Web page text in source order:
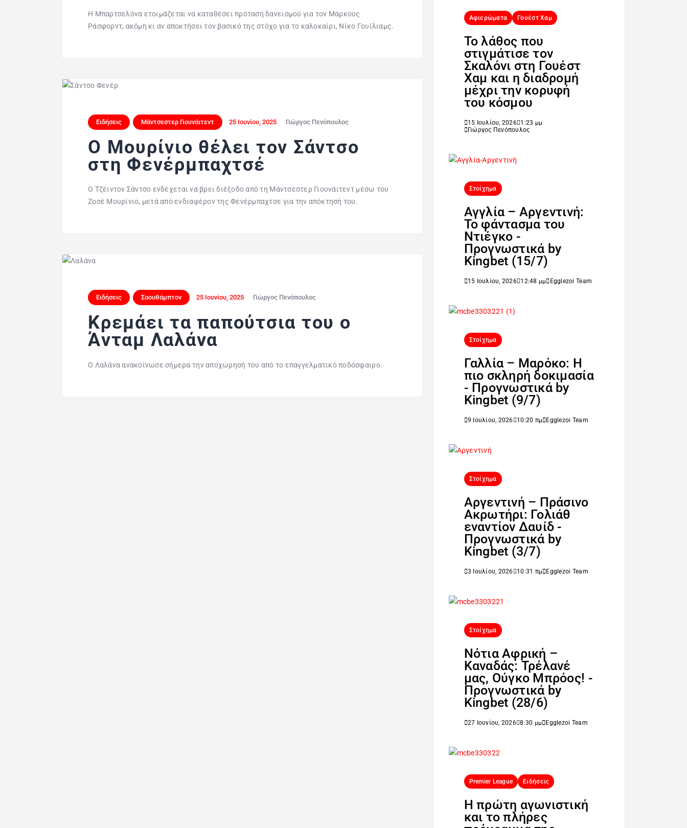
Η Μπαρτσελόνα ετοιμάζεται να καταθέσει πρόταση δανεισμού για τον Μάρκους
Ράσφορντ, ακόμη κι αν αποκτήσει τον βασικό της στόχο για το καλοκαίρι, Νίκο Γουίλιαμς.
Ειδήσεις Μάντσεστερ Γιουνάιτεντ 25 Ιουνίου, 2025 Γιώργος Πενόπουλος
Ο Μουρίνιο θέλει τον Σάντσο
στη Φενέρμπαχτσέ
Ο Τζέιντον Σάντσο ενδέχεται να βρει διέξοδο από τη Μάντσεστερ Γιουνάιτεντ μέσω του
Ζοσέ Μουρίνιο, μετά από ενδιαφέρον της Φενέρμπαχτσε για την απόκτησή του.
Ειδήσεις Σαουθάμπτον 25 Ιουνίου, 2025 Γιώργος Πενόπουλος
Κρεμάει τα παπούτσια του ο
Άνταμ Λαλάνα
Ο Λαλάνα ανακοίνωσε σήμερα την αποχώρησή του από το επαγγελματικό ποδόσφαιρο.
Αφιερώματα Γουέστ Χαμ
Το λάθος που
στιγμάτισε τον
Σκαλόνι στη Γουέστ
Χαμ και η διαδρομή
μέχρι την κορυφή
του κόσμου
15 Ιουλίου, 2026 1:23 μμ
Γιώργος Πενόπουλος
Στοίχημα
Αγγλία – Αργεντινή:
Το φάντασμα του
Ντιέγκο -
Προγνωστικά by
Kingbet (15/7)
15 Ιουλίου, 2026 12:48 μμ Egglezoi Team
Στοίχημα
Γαλλία – Μαρόκο: Η
πιο σκληρή δοκιμασία
- Προγνωστικά by
Kingbet (9/7)
9 Ιουλίου, 2026 10:20 πμ Egglezoi Team
Στοίχημα
Αργεντινή – Πράσινο
Ακρωτήρι: Γολιάθ
εναντίον Δαυίδ -
Προγνωστικά by
Kingbet (3/7)
3 Ιουλίου, 2026 10:31 πμ Egglezoi Team
Στοίχημα
Νότια Αφρική –
Καναδάς: Τρέλανέ
μας, Ούγκο Μπρόος! -
Προγνωστικά by
Kingbet (28/6)
27 Ιουνίου, 2026 8:30 μμ Egglezoi Team
Premier League Ειδήσεις
H πρώτη αγωνιστική
και το πλήρες